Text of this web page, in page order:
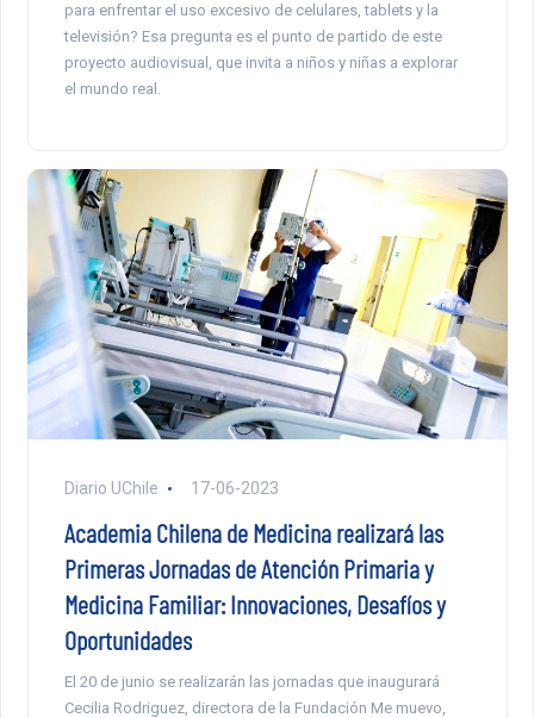
para enfrentar el uso excesivo de celulares, tablets y la
televisión? Esa pregunta es el punto de partido de este
proyecto audiovisual, que invita a niños y niñas a explorar
el mundo real.
Diario UChile 17-06-2023
Academia Chilena de Medicina realizará las
Primeras Jornadas de Atención Primaria y
Medicina Familiar: Innovaciones, Desafíos y
Oportunidades
El 20 de junio se realizarán las jornadas que inaugurará
Cecilia Rodriguez, directora de la Fundación Me muevo,